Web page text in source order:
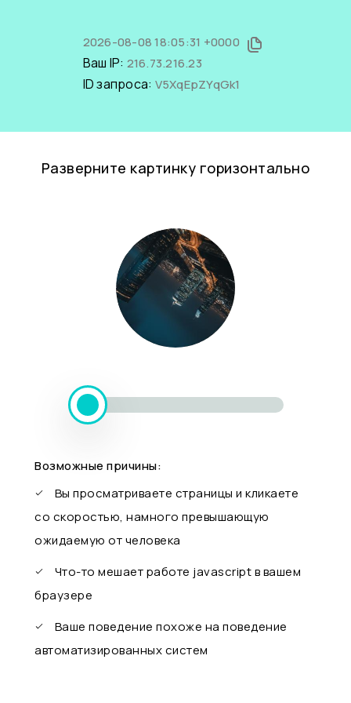
2026-08-08 18:05:31 +0000
Ваш IP: 216.73.216.23
ID запроса: V5XqEpZYqGk1
Разверните картинку горизонтально
Возможные причины:
Вы просматриваете страницы и кликаете
со скоростью, намного превышающую
ожидаемую от человека
Что-то мешает работе javascript в вашем
браузере
Ваше поведение похоже на поведение
автоматизированных систем